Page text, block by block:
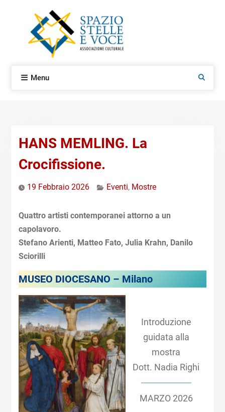
Menu Search
HANS MEMLING. La
Crocifissione.
19 Febbraio 2026 Eventi, Mostre
Quattro artisti contemporanei attorno a un
capolavoro.
Stefano Arienti, Matteo Fato, Julia Krahn, Danilo
Sciorilli
MUSEO DIOCESANO – Milano
Introduzione
guidata alla
mostra
Dott. Nadia Righi
MARZO 2026